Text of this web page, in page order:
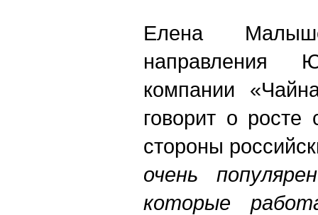
Елена
направления
компании
говорит о росте
стороны
очень
которые